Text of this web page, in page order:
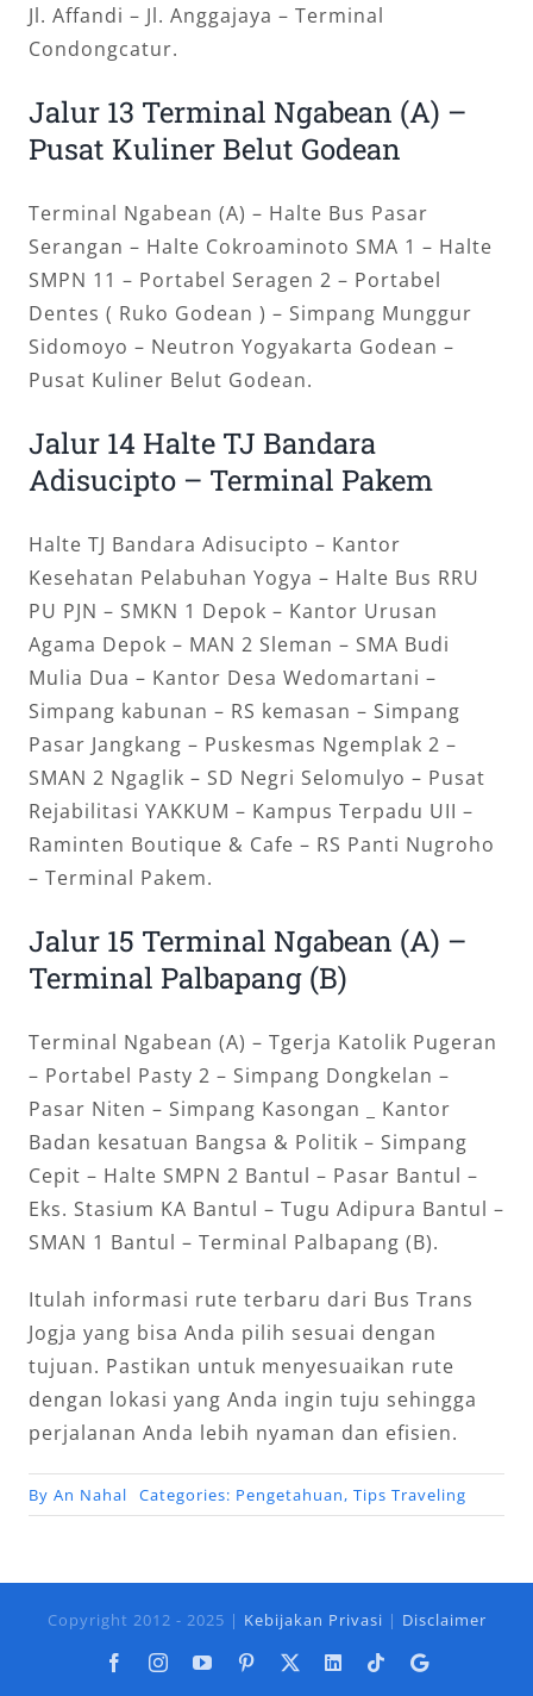
Jl. Affandi – Jl. Anggajaya – Terminal
Condongcatur.
Jalur 13 Terminal Ngabean (A) –
Pusat Kuliner Belut Godean
Terminal Ngabean (A) – Halte Bus Pasar
Serangan – Halte Cokroaminoto SMA 1 – Halte
SMPN 11 – Portabel Seragen 2 – Portabel
Dentes ( Ruko Godean ) – Simpang Munggur
Sidomoyo – Neutron Yogyakarta Godean –
Pusat Kuliner Belut Godean.
Jalur 14 Halte TJ Bandara
Adisucipto – Terminal Pakem
Halte TJ Bandara Adisucipto – Kantor
Kesehatan Pelabuhan Yogya – Halte Bus RRU
PU PJN – SMKN 1 Depok – Kantor Urusan
Agama Depok – MAN 2 Sleman – SMA Budi
Mulia Dua – Kantor Desa Wedomartani –
Simpang kabunan – RS kemasan – Simpang
Pasar Jangkang – Puskesmas Ngemplak 2 –
SMAN 2 Ngaglik – SD Negri Selomulyo – Pusat
Rejabilitasi YAKKUM – Kampus Terpadu UII –
Raminten Boutique & Cafe – RS Panti Nugroho
– Terminal Pakem.
Jalur 15 Terminal Ngabean (A) –
Terminal Palbapang (B)
Terminal Ngabean (A) – Tgerja Katolik Pugeran
– Portabel Pasty 2 – Simpang Dongkelan –
Pasar Niten – Simpang Kasongan _ Kantor
Badan kesatuan Bangsa & Politik – Simpang
Cepit – Halte SMPN 2 Bantul – Pasar Bantul –
Eks. Stasium KA Bantul – Tugu Adipura Bantul –
SMAN 1 Bantul – Terminal Palbapang (B).
Itulah informasi rute terbaru dari Bus Trans
Jogja yang bisa Anda pilih sesuai dengan
tujuan. Pastikan untuk menyesuaikan rute
dengan lokasi yang Anda ingin tuju sehingga
perjalanan Anda lebih nyaman dan efisien.
By An Nahal Categories: Pengetahuan, Tips Traveling
Copyright 2012 - 2025 | Kebijakan Privasi | Disclaimer
FacebookInstagramYouTubePinterest LinkedIn
TiktokGoogle